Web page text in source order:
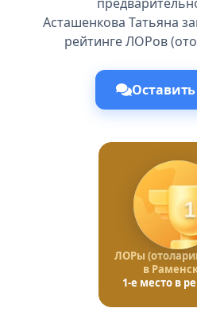
Асташенкова Татьяна
рейтинге ЛОРов
1
ЛОРы
в
1-е место в